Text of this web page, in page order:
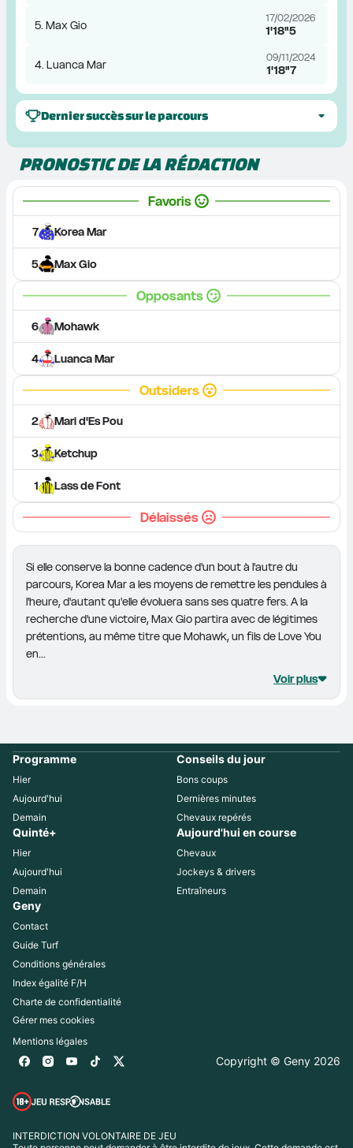
5. Max Gio 17/02/2026
1'18"5
4. Luanca Mar 09/11/2024
1'18"7
Dernier succès sur le parcours
PRONOSTIC DE LA RÉDACTION
Favoris
7 Korea Mar
5 Max Gio
Opposants
6 Mohawk
4 Luanca Mar
Outsiders
2 Mari d'Es Pou
3 Ketchup
1 Lass de Font
Délaissés
Si elle conserve la bonne cadence d'un bout à l'autre du
parcours, Korea Mar a les moyens de remettre les pendules à
l'heure, d'autant qu'elle évoluera sans ses quatre fers. A la
recherche d'une victoire, Max Gio partira avec de légitimes
prétentions, au même titre que Mohawk, un fils de Love You
en...
Voir plus
Programme
Hier
Aujourd'hui
Demain
Conseils du jour
Bons coups
Dernières minutes
Chevaux repérés
Quinté+
Hier
Aujourd'hui
Demain
Aujourd'hui en course
Chevaux
Jockeys & drivers
Entraîneurs
Geny
Contact
Guide Turf
Conditions générales
Index égalité F/H
Charte de confidentialité
Gérer mes cookies
Mentions légales
Copyright © Geny 2026
INTERDICTION VOLONTAIRE DE JEU